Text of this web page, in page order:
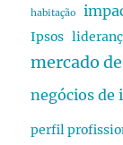
habitação
Ipsos
mercado
negócios de
perfil